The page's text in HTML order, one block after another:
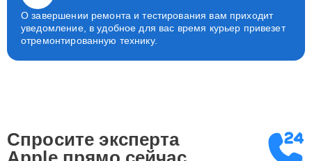
О завершении ремонта и тестирования вам приходит
уведомление, в удобное для вас время курьер привезет
отремонтированную технику.
Спросите эксперта